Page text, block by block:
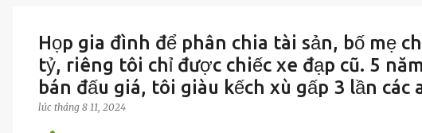
Họp gia đình để phân chia tài sản, bố mẹ
tỷ, riêng tôi chỉ được chiếc xe đạp cũ. 5
bán đấu giá, tôi giàu kếch xù gấp 3 lần các
lúc tháng 8 11, 2024